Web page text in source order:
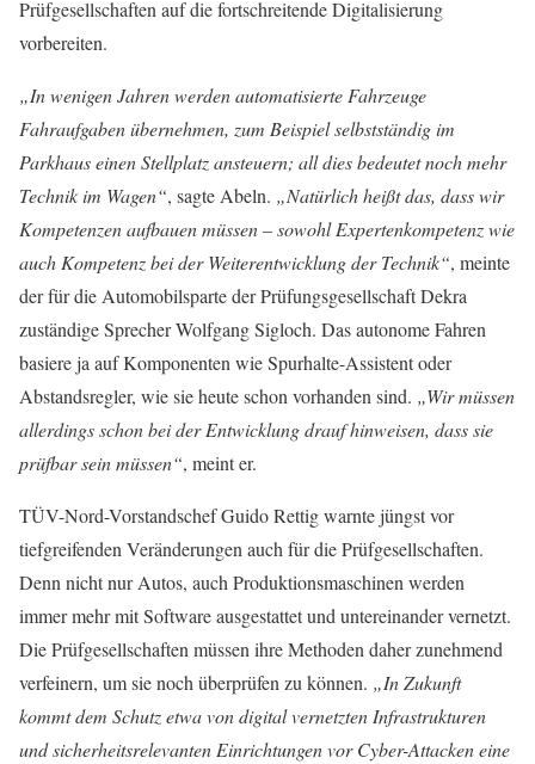
Prüfgesellschaften auf die fortschreitende Digitalisierung
vorbereiten.
„In wenigen Jahren werden automatisierte Fahrzeuge
Fahraufgaben übernehmen, zum Beispiel selbstständig im
Parkhaus einen Stellplatz ansteuern; all dies bedeutet noch mehr
Technik im Wagen“, sagte Abeln. „Natürlich heißt das, dass wir
Kompetenzen aufbauen müssen – sowohl Expertenkompetenz wie
auch Kompetenz bei der Weiterentwicklung der Technik“, meinte
der für die Automobilsparte der Prüfungsgesellschaft Dekra
zuständige Sprecher Wolfgang Sigloch. Das autonome Fahren
basiere ja auf Komponenten wie Spurhalte-Assistent oder
Abstandsregler, wie sie heute schon vorhanden sind. „Wir müssen
allerdings schon bei der Entwicklung drauf hinweisen, dass sie
prüfbar sein müssen“, meint er.
TÜV-Nord-Vorstandschef Guido Rettig warnte jüngst vor
tiefgreifenden Veränderungen auch für die Prüfgesellschaften.
Denn nicht nur Autos, auch Produktionsmaschinen werden
immer mehr mit Software ausgestattet und untereinander vernetzt.
Die Prüfgesellschaften müssen ihre Methoden daher zunehmend
verfeinern, um sie noch überprüfen zu können. „In Zukunft
kommt dem Schutz etwa von digital vernetzten Infrastrukturen
und sicherheitsrelevanten Einrichtungen vor Cyber-Attacken eine